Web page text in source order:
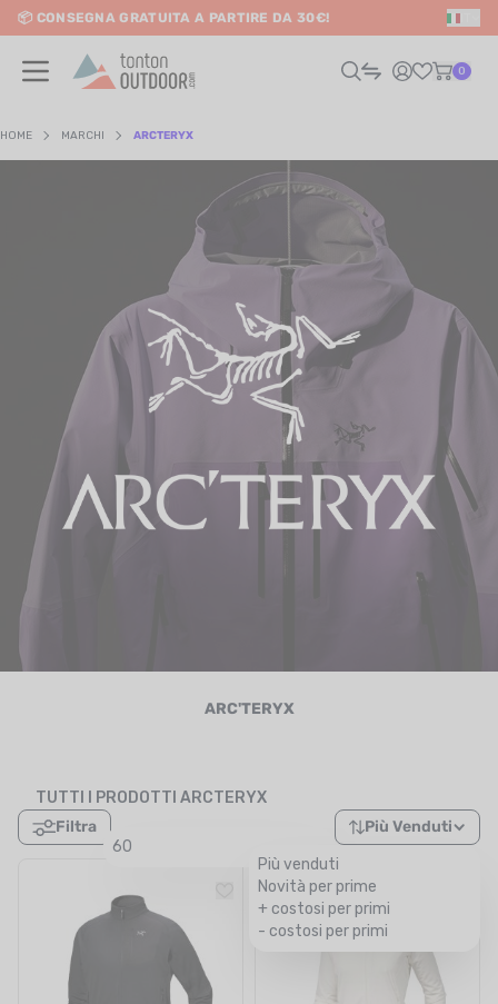
content
📦 CONSEGNA GRATUITA A PARTIRE DA 30€!
0
/ VIAGGIO
/ NUOTO
SPORT
CARTA REGALO
IL BLOG DEI TONTONS
CONTATTO
HOME MARCHI ARCTERYX
ARC'TERYX
TUTTI I PRODOTTI ARCTERYX
Filtra
60
Più Venduti
Più venduti
Novità per prime
+ costosi per primi
- costosi per primi